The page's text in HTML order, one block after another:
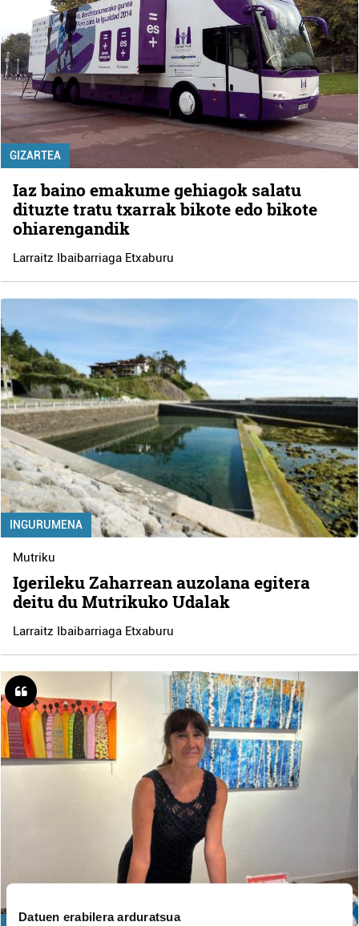
Datuen erabilera arduratsua
GIZARTEA
Iaz baino emakume gehiagok salatu
dituzte tratu txarrak bikote edo bikote
ohiarengandik
Larraitz Ibaibarriaga Etxaburu
INGURUMENA
Mutriku
Igerileku Zaharrean auzolana egitera
deitu du Mutrikuko Udalak
Larraitz Ibaibarriaga Etxaburu